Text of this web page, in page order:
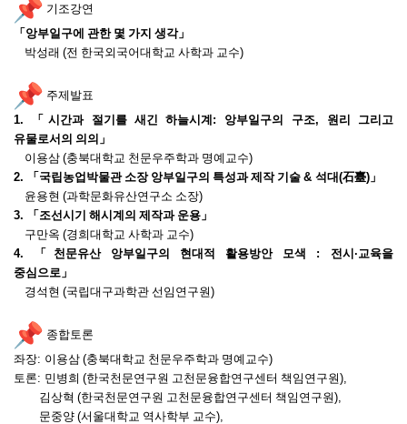
기조강연
「앙부일구에 관한 몇 가지 생각」
박성래 (전 한국외국어대학교 사학과 교수)
주제발표
1.
「시간과 절기를 새긴 하늘시계: 앙부일구의 구조, 원리 그리고
유물로서의 의의 」
이용삼 (충북대학교 천문우주학과 명예교수)
2.
「국립농업박물관 소장 앙부일구의 특성과 제작 기술 & 석대(石臺) 」
윤용현 (과학문화유산연구소 소장)
3.
「조선시기 해시계의 제작과 운용 」
구만옥 (경희대학교 사학과 교수)
4.
「 천문유산 앙부일구의 현대적 활용방안 모색 : 전시· 교육을
중심으로 」
경석현 (국립대구과학관 선임연구원)
종합토론
좌장: 이용삼 (충북대학교 천문우주학과 명예교수)
토론: 민병희 (한국천문연구원 고천문융합연구센터 책임연구원),
김상혁 (한국천문연구원 고천문융합연구센터 책임연구원),
문중양 (서울대학교 역사학부 교수),